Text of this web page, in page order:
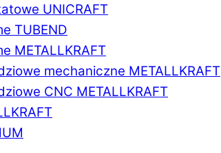
UNICRAFT
TUBEND
METALLKRAFT
mechaniczne METALLKRAFT
CNC METALLKRAFT